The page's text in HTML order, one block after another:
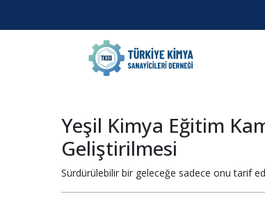
Yeşil Kimya Eğitim
Geliştirilmesi
Sürdürülebilir bir geleceğe sadece onu tarif